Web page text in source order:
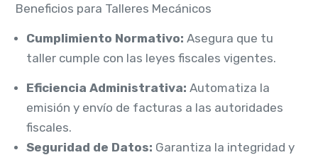
Beneficios para Talleres Mecánicos
Cumplimiento Normativo: Asegura que tu
taller cumple con las leyes fiscales vigentes.
Eficiencia Administrativa: Automatiza la
emisión y envío de facturas a las autoridades
fiscales.
Seguridad de Datos: Garantiza la integridad y